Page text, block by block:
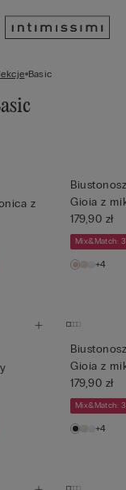
Basic
z
Gioia z
179,90 zł
Mix&Match:
+4
Gioia z
179,90 zł
Mix&Match:
+4